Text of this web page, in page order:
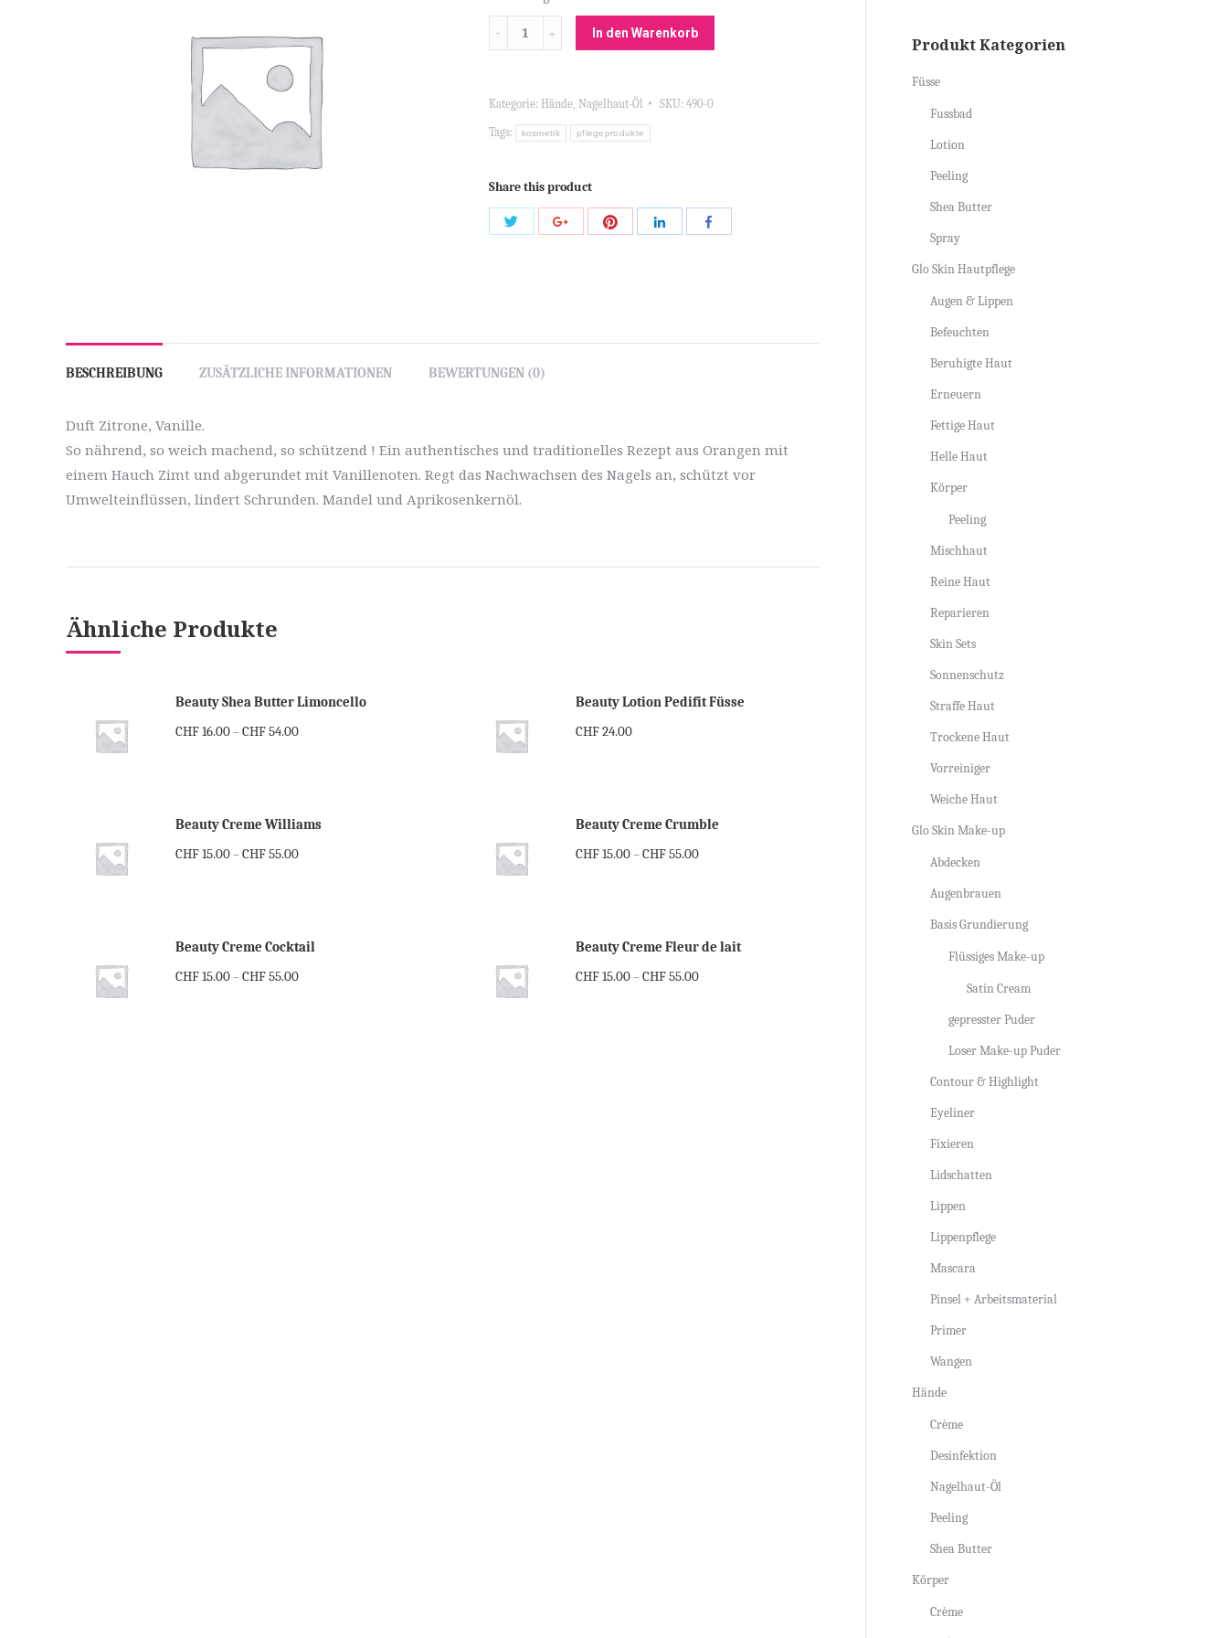
Menge
In den Warenkorb
Kategorie: Hände, Nagelhaut-Öl SKU: 490-0
Tags: kosmetik pflegeprodukte
Share this product
Share
Share
Share
Share Share
BESCHREIBUNG ZUSÄTZLICHE INFORMATIONEN BEWERTUNGEN (0)
Duft Zitrone, Vanille.
So nährend, so weich machend, so schützend ! Ein authentisches und traditionelles Rezept aus Orangen mit
einem Hauch Zimt und abgerundet mit Vanillenoten. Regt das Nachwachsen des Nagels an, schützt vor
Umwelteinflüssen, lindert Schrunden. Mandel und Aprikosenkernöl.
Ähnliche Produkte
Beauty Shea Butter Limoncello
CHF16.00–CHF54.00
Beauty Lotion Pedifit Füsse
CHF24.00
Beauty Creme Williams
CHF15.00–CHF55.00
Beauty Creme Crumble
CHF15.00–CHF55.00
Beauty Creme Cocktail
CHF15.00–CHF55.00
Beauty Creme Fleur de lait
CHF15.00–CHF55.00
Produkt Kategorien
Füsse
Fussbad
Lotion
Peeling
Shea Butter
Spray
Glo Skin Hautpflege
Augen & Lippen
Befeuchten
Beruhigte Haut
Erneuern
Fettige Haut
Helle Haut
Körper
Peeling
Mischhaut
Reine Haut
Reparieren
Skin Sets
Sonnenschutz
Straffe Haut
Trockene Haut
Vorreiniger
Weiche Haut
Glo Skin Make-up
Abdecken
Augenbrauen
Basis Grundierung
Flüssiges Make-up
Satin Cream
gepresster Puder
Loser Make-up Puder
Contour & Highlight
Eyeliner
Fixieren
Lidschatten
Lippen
Lippenpflege
Mascara
Pinsel + Arbeitsmaterial
Primer
Wangen
Hände
Crème
Desinfektion
Nagelhaut-Öl
Peeling
Shea Butter
Körper
Crème